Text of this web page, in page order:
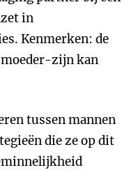
in
Kenmerken: de
zijn kan
tussen mannen
die ze op dit